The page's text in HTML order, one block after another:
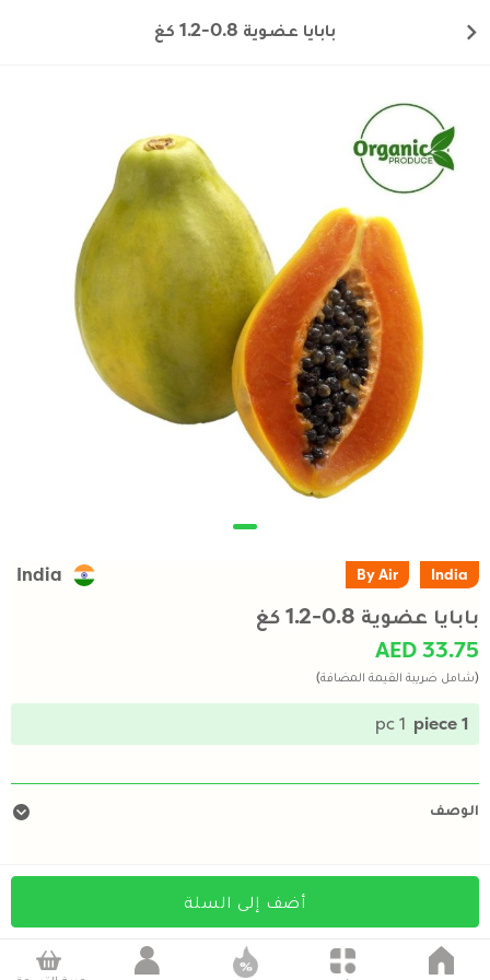
بابايا عضوية 0.8-1.2 كغ
India
By Air
India
بابايا عضوية 0.8-1.2 كغ
AED 33.75
(شامل ضريبة القيمة المضافة)
1 piece
1 pc
الوصف
أضف إلى السلة